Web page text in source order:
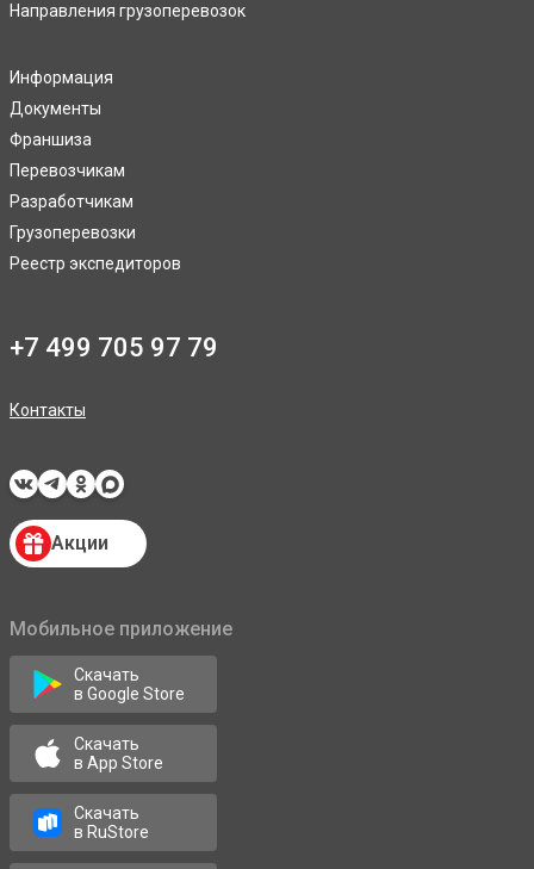
Направления грузоперевозок
Информация
Документы
Франшиза
Перевозчикам
Разработчикам
Грузоперевозки
Реестр экспедиторов
+7 499 705 97 79
Контакты
Акции
Мобильное приложение
Скачать
в Google Store
Скачать
в App Store
Скачать
в RuStore